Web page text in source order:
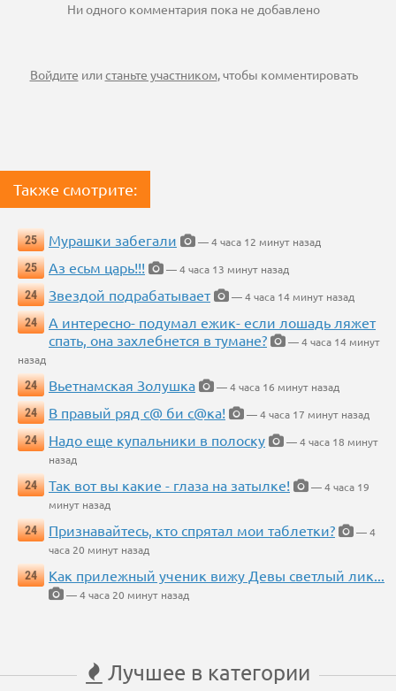
Ни одного комментария пока не добавлено
Войдите илистаньте участником, чтобы комментировать
Также смотрите:
25 Мурашки забегали
— 4 часа 12 минут назад
25
Аз есьм царь!!!
— 4 часа 13 минут назад
24
Звездой подрабатывает
— 4 часа 14 минут назад
24
А интересно- подумал ежик- если лошадь ляжет
спать, она захлебнется в тумане?
— 4 часа 14 минут
назад
24
Вьетнамская Золушка
— 4 часа 16 минут назад
24
В правый ряд с@ би с@ка!
— 4 часа 17 минут назад
24
Надо еще купальники в полоску
— 4 часа 18 минут
назад
24
Так вот вы какие - глаза на затылке!
— 4 часа 19
минут назад
24
Признавайтесь, кто спрятал мои таблетки?
— 4
часа 20 минут назад
24
Как прилежный ученик вижу Девы светлый лик...
— 4 часа 20 минут назад
Лучшее в категории